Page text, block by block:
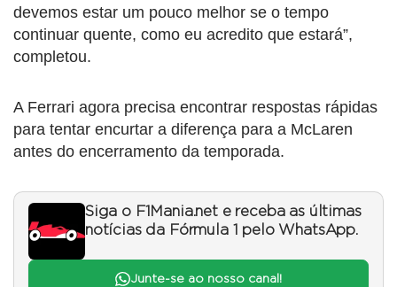
devemos estar um pouco melhor se o tempo
continuar quente, como eu acredito que estará”,
completou.
A Ferrari agora precisa encontrar respostas rápidas
para tentar encurtar a diferença para a McLaren
antes do encerramento da temporada.
Siga o F1Mania.net e receba as últimas
notícias da Fórmula 1 pelo WhatsApp.
Junte-se ao nosso canal!